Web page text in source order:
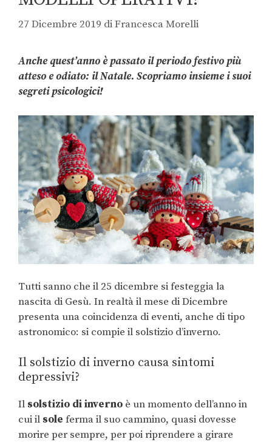
27 Dicembre 2019 diFrancesca Morelli
Anche quest’anno è passato il periodo festivo più
atteso e odiato: il Natale. Scopriamo insieme i suoi
segreti psicologici!
Tutti sanno che il 25 dicembre si festeggia la
nascita di Gesù. In realtà il mese di Dicembre
presenta una coincidenza di eventi, anche di tipo
astronomico: si compie il solstizio d’inverno.
Il solstizio di inverno causa sintomi
depressivi?
Il solstizio di inverno è un momento dell’anno in
cui il sole ferma il suo cammino, quasi dovesse
morire per sempre, per poi riprendere a girare